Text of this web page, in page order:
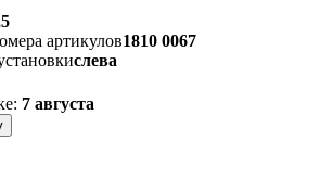
артикулов1810 0067
слева
7 августа